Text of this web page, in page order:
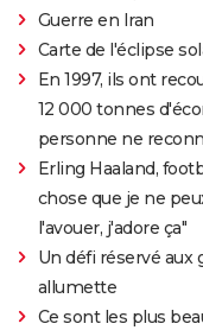
Guerre en Iran
Carte de l'éclipse
En 1997, ils ont
12 000 tonnes
personne ne
Erling Haaland,
chose que je ne
l'avouer, j'adore ça"
Un défi réservé aux
allumette
Ce sont les plus